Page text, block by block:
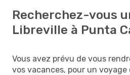
Recherchez-vous
Libreville à Punta
Vous avez prévu de vous
vos vacances, pour un